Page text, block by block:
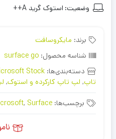
وضعیت: استوک گرید A++
برند: مایکروسافت
شناسه محصول: surface go
دسته‌بندی‌ها: Stock
تاپ, لپ تاپ کارکرده و استوک,
برچسب‌ها: , Surface